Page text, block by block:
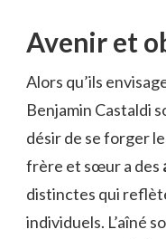
Avenir et
Alors qu’ils
Benjamin Castaldi
désir de se forger
frère et sœur a des
distinctes qui
individuels. L’aîné